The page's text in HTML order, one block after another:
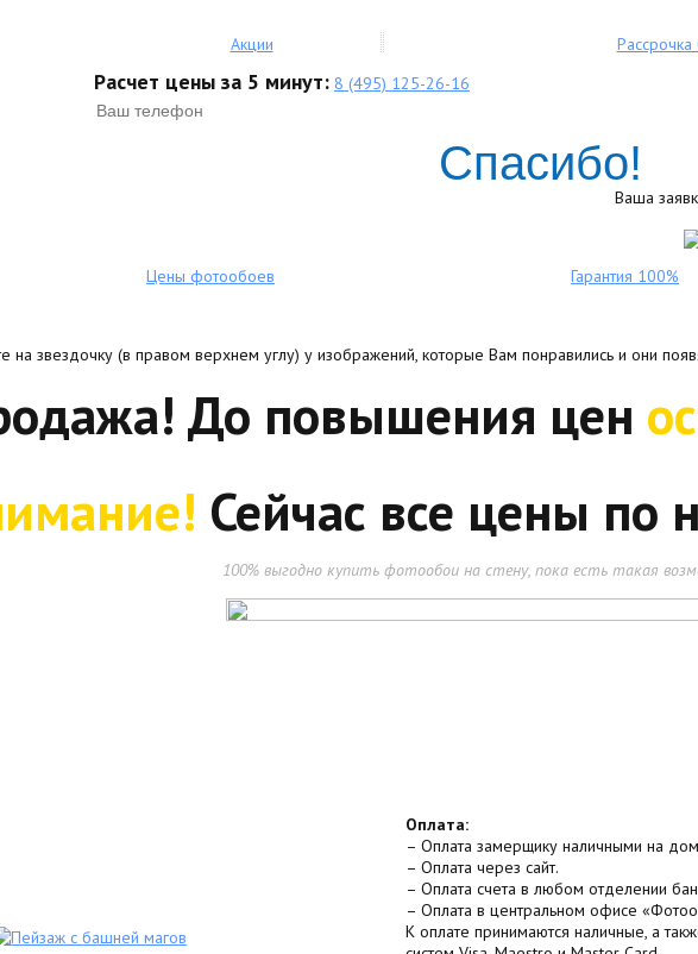
Акции Рассрочка
Расчет цены за 5 минут: 8 (495) 125-26-16
Спасибо!
Ваша
Цены фотообоев Гарантия 100%
на звездочку (в правом верхнем углу) у изображений, которые Вам понравились и они
До повышения цен
Сейчас все цены по
100% выгодно купить фотообои на стену, пока есть такая
Оплата:
– Оплата замерщику наличными на
– Оплата через сайт.
– Оплата счета в любом отделении
– Оплата в центральном офисе
К оплате принимаются наличные, а